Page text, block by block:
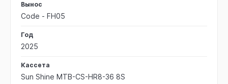
Вынос
Code - FH05
Год
2025
Кассета
Sun Shine MTB-CS-HR8-36 8S